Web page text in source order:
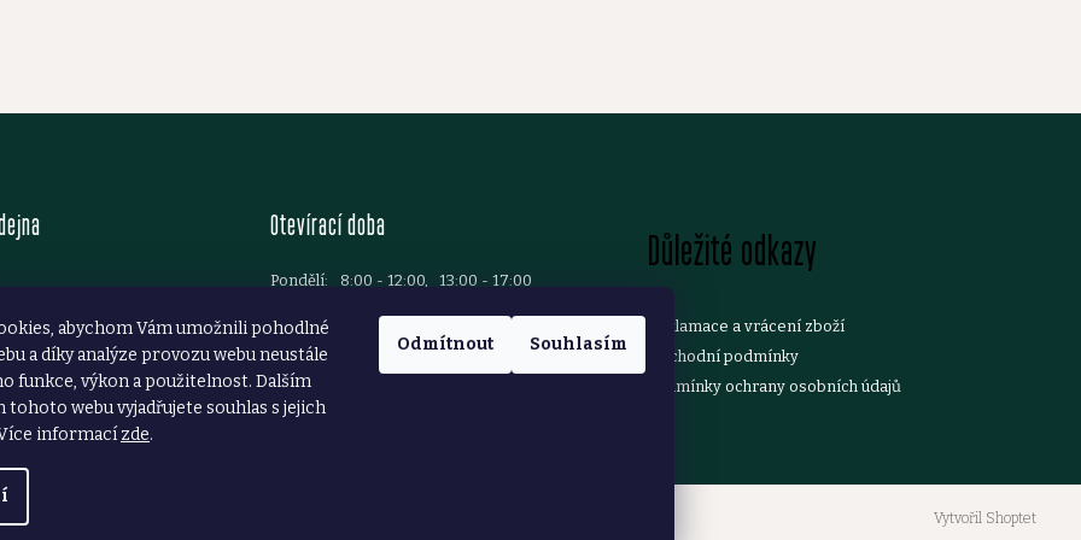
abychom Vám umožnili pohodlné
a díky analýze provozu webu neustále
funkce, výkon a použitelnost. Dalším
webu vyjadřujete souhlas s jejich
informací zde.
Odmítnout Souhlasím
781 699
Otevírací doba
Pondělí:
8:00 - 12:00, 13:00 - 17:00
Středa:
8:00 - 12:00, 13:00 - 17:00
Čtvrtek:
Pátek:
Sobota:
Důležité odkazy
Reklamace a vrácení zboží
Obchodní podmínky
Podmínky ochrany osobních údajů
Vytvořil Shoptet